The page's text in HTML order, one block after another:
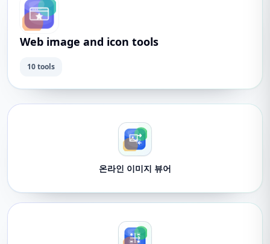
Web image and icon tools
10 tools
온라인 이미지 뷰어